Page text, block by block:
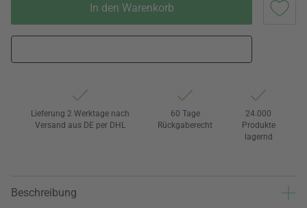
In den Warenkorb
Lieferung 2 Werktage nach
Versand aus DE per DHL
60 Tage
Rückgaberecht
24.000
Produkte
lagernd
Beschreibung